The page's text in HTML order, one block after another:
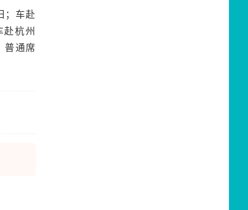
；车赴
杭州
普通席